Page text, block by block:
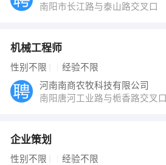
南阳市长江路与泰山路交叉口
机械工程师
性别不限 经验不限
河南南商农牧科技有限公司
南阳唐河工业路与栀香路交叉口
企业策划
性别不限 经验不限